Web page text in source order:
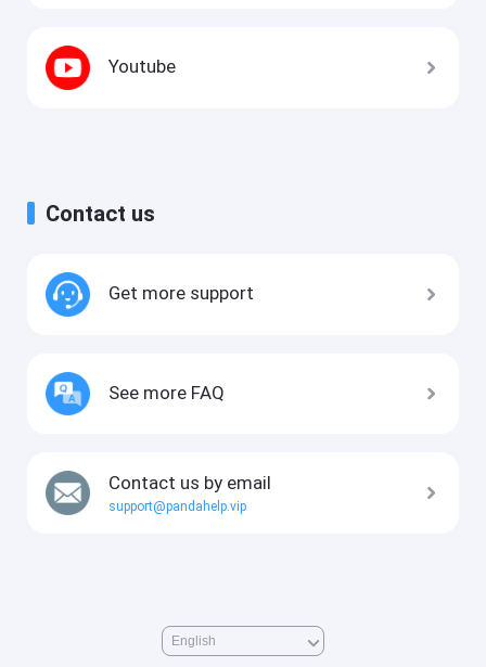
Youtube
Contact us
Get more support
See more FAQ
Contact us by email
support@pandahelp.vip